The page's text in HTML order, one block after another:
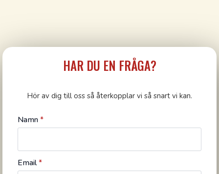
HAR DU EN FRÅGA?
Hör av dig till oss så återkopplar vi så snart vi kan.
Namn*
Email*